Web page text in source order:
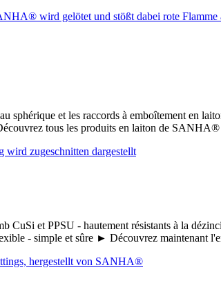
sphérique et les raccords à emboîtement en
tous les produits en laiton de
CuSi et PPSU - hautement résistants à la
- simple et sûre ► Découvrez maintenant